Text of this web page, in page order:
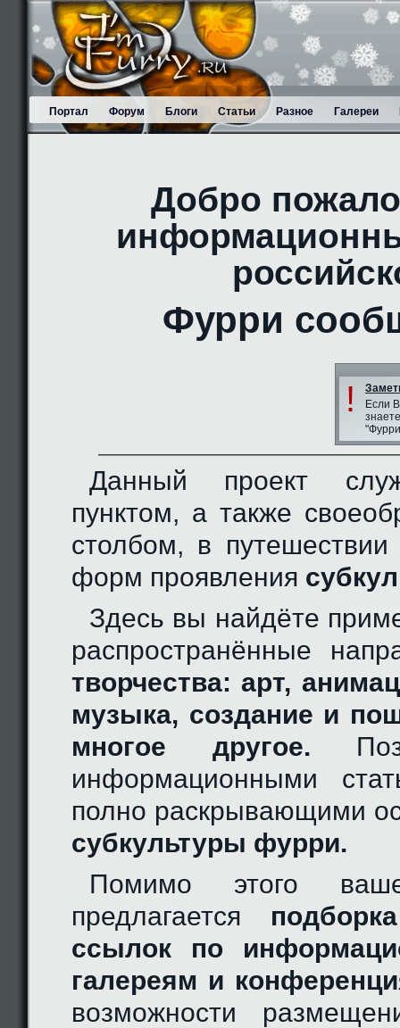
Портал Форум Блоги Статьи Разное Галереи
Добро
Фурри
!
Если
Данный проект
пунктом, а также
столбом, в
форм проявления
Здесь вы найдёте
распространённые
творчества: арт,
музыка, создание и
многое другое.
информационными
полно раскрывающими
субкультуры фурри.
Помимо этого
предлагается
ссылок по
галереям и
возможности